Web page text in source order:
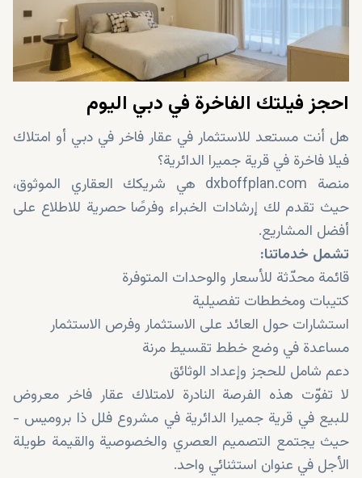
احجز فيلتك الفاخرة في دبي اليوم
هل أنت مستعد للاستثمار في عقار فاخر في دبي أو امتلاك
فيلا فاخرة في قرية جميرا الدائرية؟
منصة dxboffplan.com هي شريكك العقاري الموثوق،
حيث تقدم لك إرشادات الخبراء وفرصًا حصرية للاطلاع على
أفضل المشاريع.
تشمل خدماتنا:
قائمة محدّثة للأسعار والوحدات المتوفرة
كتيبات ومخططات تفصيلية
استشارات حول العائد على الاستثمار وفرص الاستثمار
مساعدة في وضع خطط تقسيط مرنة
دعم شامل للحجز وإعداد الوثائق
لا تفوّت هذه الفرصة النادرة لامتلاك عقار فاخر معروض
للبيع في قرية جميرا الدائرية في مشروع فلل ذا بروميس -
حيث يجتمع التصميم العصري والخصوصية والقيمة طويلة
الأجل في عنوان استثنائي واحد.